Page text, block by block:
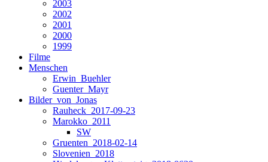
2003
2002
2001
2000
1999
Filme
Menschen
Erwin_Buehler
Guenter_Mayr
Bilder_von_Jonas
Rauheck_2017-09-23
Marokko_2011
SW
Gruenten_2018-02-14
Slovenien_2018